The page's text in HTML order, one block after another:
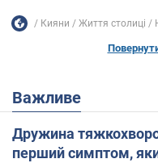
Кияни Життя столиці
Важливе
Дружина
перший симптом,